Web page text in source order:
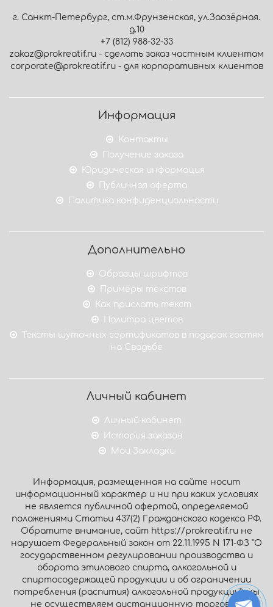
г. Санкт-Петербург, ст.м.Фрунзенская, ул.Заозёрная.
д.10
+7 (812) 988-32-33
zakaz@prokreatif.ru - сделать заказ частным клиентам
corporate@prokreatif.ru - для корпоративных клиентов
Информация
Контакты
Получение заказа
Юридическая информация
Публичная оферта
Политика конфиденциальности
Дополнительно
Образцы шрифтов
Примеры текстов
Как прислать текст
Палитра цветов
Тексты шуточных сертификатов в подарок гостям
на Свадьбе
Личный кабинет
Личный кабинет
История заказов
Мои Закладки
Информация, размещенная на сайте носит
информационный характер и ни при каких условиях
не является публичной офертой, определяемой
положениями Статьи 437(2) Гражданского кодекса РФ.
Обратите внимание, сайт https://prokreatif.ru не
нарушает Федеральный закон от 22.11.1995 N 171-ФЗ "О
государственном регулировании производства и
оборота этилового спирта, алкогольной и
спиртосодержащей продукции и об ограничении
потребления (распития) алкогольной продукции": мы
не осуществляем дистанционную торговлю